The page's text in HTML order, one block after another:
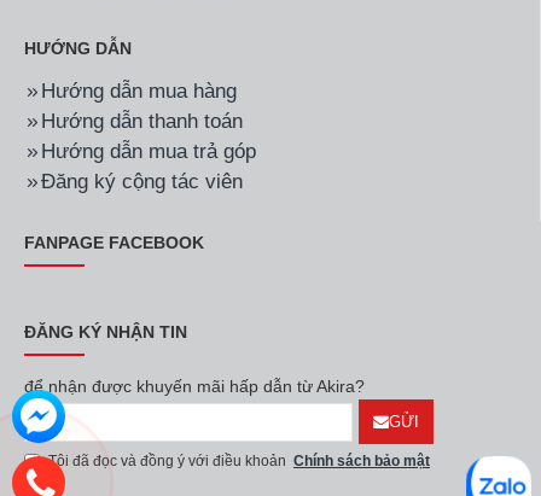
HƯỚNG DẪN
Hướng dẫn mua hàng
Hướng dẫn thanh toán
Hướng dẫn mua trả góp
Đăng ký cộng tác viên
FANPAGE FACEBOOK
ĐĂNG KÝ NHẬN TIN
để nhận được khuyến mãi hấp dẫn từ Akira?
GỬI
Tôi đã đọc và đồng ý với điều khoản Chính sách bảo mật